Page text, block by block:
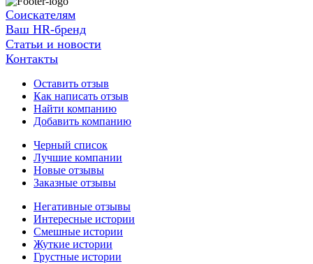
Соискателям
Ваш HR-бренд
Статьи и новости
Контакты
Оставить отзыв
Как написать отзыв
Найти компанию
Добавить компанию
Черный список
Лучшие компании
Новые отзывы
Заказные отзывы
Негативные отзывы
Интересные истории
Смешные истории
Жуткие истории
Грустные истории